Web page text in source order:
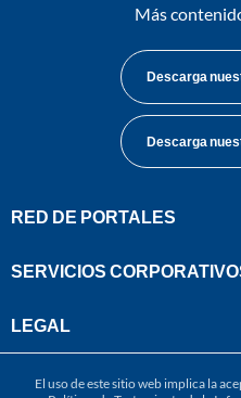
Más
Descarga
Descarga
RED DE PORTALES
SERVICIOS
LEGAL
El uso de este sitio web implica la